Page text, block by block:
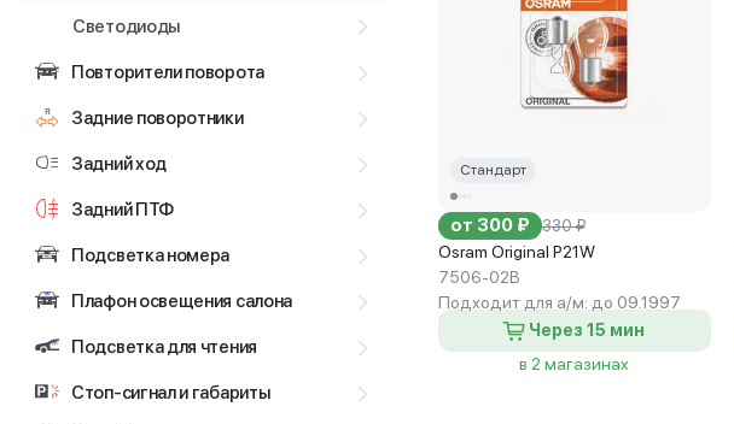
Светодиоды
Повторители поворота
Задние поворотники
Задний ход
Задний ПТФ
Подсветка номера
Плафон освещения салона
Подсветка для чтения
Стоп-сигнал и габариты
Стандарт
от 300 ₽ 330 ₽
Osram Original P21W
7506-02B
Подходит для а/м: до 09.1997
Через 15 мин
в 2 магазинах